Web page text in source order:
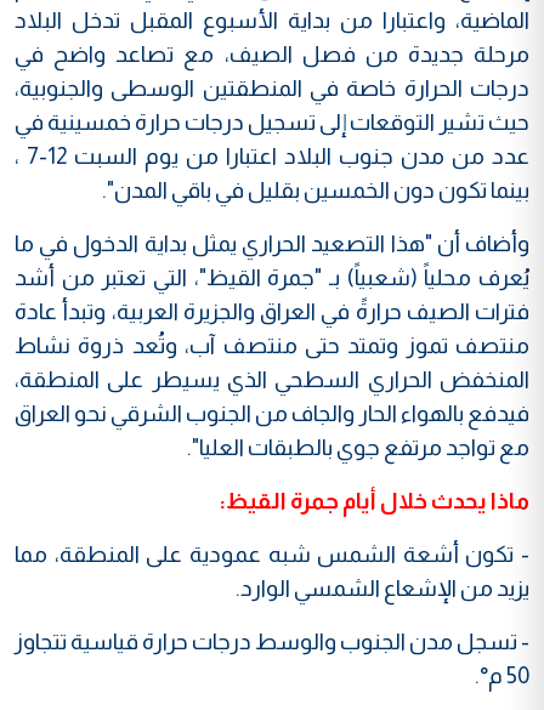
الماضية، واعتبارا من بداية الأسبوع المقبل تدخل البلاد
مرحلة جديدة من فصل الصيف، مع تصاعد واضح في
درجات الحرارة خاصة في المنطقتين الوسطى والجنوبية،
حيث تشير التوقعات إلى تسجيل درجات حرارة خمسينية في
عدد من مدن جنوب البلاد اعتبارا من يوم السبت 12-7 ،
بينما تكون دون الخمسين بقليل في باقي المدن".
وأضاف أن "هذا التصعيد الحراري يمثل بداية الدخول في ما
يُعرف محلياً (شعبياً) بـ "جمرة القيظ"، التي تعتبر من أشد
فترات الصيف حرارةً في العراق والجزيرة العربية، وتبدأ عادة
منتصف تموز وتمتد حتى منتصف آب، وتُعد ذروة نشاط
المنخفض الحراري السطحي الذي يسيطر على المنطقة،
فيدفع بالهواء الحار والجاف من الجنوب الشرقي نحو العراق
مع تواجد مرتفع جوي بالطبقات العليا".
ماذا يحدث خلال أيام جمرة القيظ:
- تكون أشعة الشمس شبه عمودية على المنطقة، مما
يزيد من الإشعاع الشمسي الوارد.
- تسجل مدن الجنوب والوسط درجات حرارة قياسية تتجاوز
50 م°.